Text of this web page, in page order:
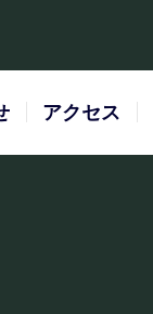
アクセス